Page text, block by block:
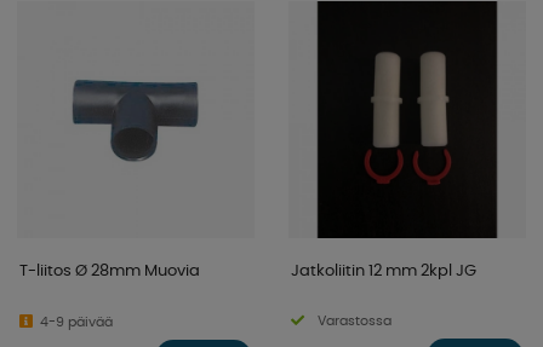
T-liitos Ø 28mm Muovia
4-9 päivää
Jatkoliitin 12 mm 2kpl JG
Varastossa